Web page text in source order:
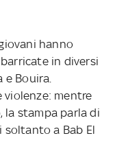
hanno
in diversi
e Bouira.
violenze: mentre
stampa parla di
a Bab El